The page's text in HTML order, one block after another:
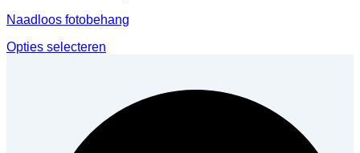
Naadloos fotobehang
Opties selecteren